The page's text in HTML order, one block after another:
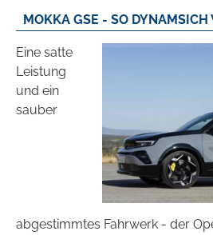
MOKKA GSE - SO DYNAMSICH
Eine satte
Leistung
und ein
sauber
abgestimmtes Fahrwerk - der